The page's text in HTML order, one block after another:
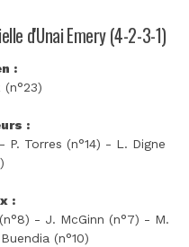
d'Unai Emery (4-2-3-1)
:
(n°23)
:
P. Torres (n°14) - L. Digne
:
- J. McGinn (n°7) - M.
(n°10)